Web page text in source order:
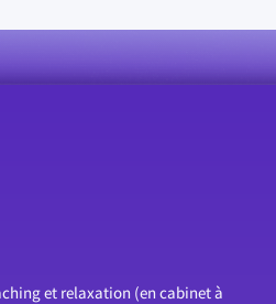
et relaxation (en cabinet à